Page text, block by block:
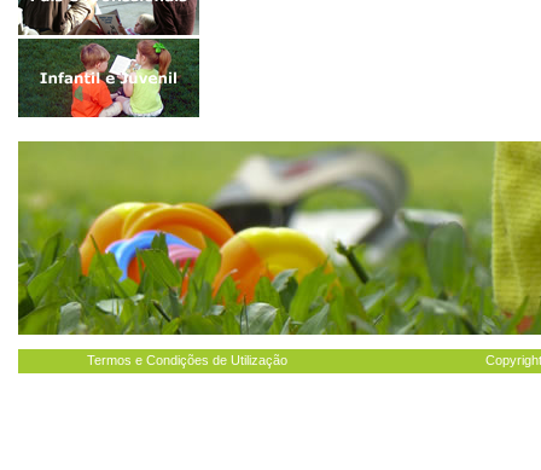
Termos e Condições de Utilização